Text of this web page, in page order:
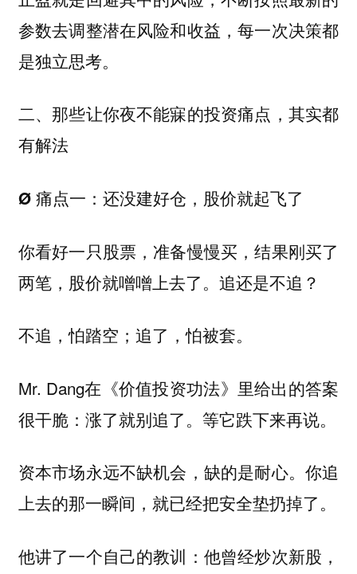
参数去调整潜在风险和收益，每一次决策都
是独立思考。
二、那些让你夜不能寐的投资痛点，其实都
有解法
Ø 痛点一：还没建好仓，股价就起飞了
你看好一只股票，准备慢慢买，结果刚买了
两笔，股价就噌噌上去了。追还是不追？
不追，怕踏空；追了，怕被套。
Mr. Dang在《价值投资功法》里给出的答案
很干脆： 涨了就别追了。等它跌下来再说。
资本市场永远不缺机会，缺的是耐心。你追
上去的那一瞬间，就已经把安全垫扔掉了。
他讲了一个自己的教训：他曾经炒次新股，